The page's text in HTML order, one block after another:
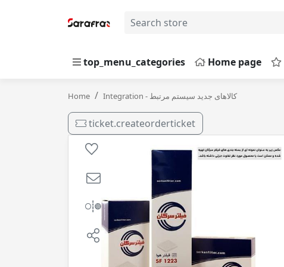
top_menu_categories Home page
Home Integration - کالاهای جدید سیستم مرتبط
فیلترهواکش چانگان سرکان 1554
ticket.createorderticket